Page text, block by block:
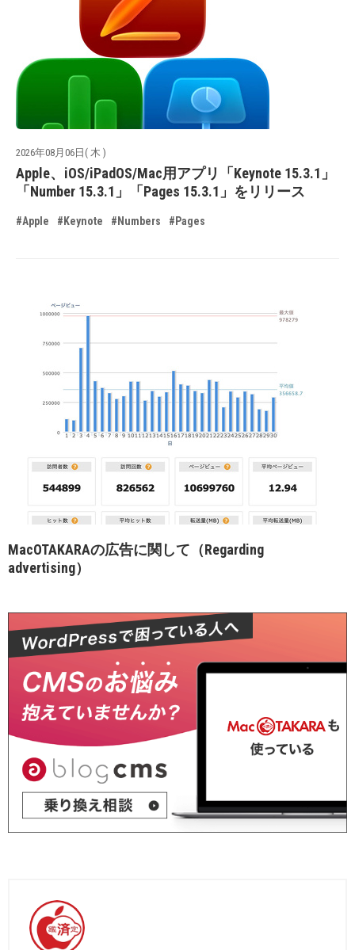
2026年08月06日( 木 )
Apple、iOS/iPadOS/Mac用アプリ「Keynote 15.3.1」
「Number 15.3.1」「Pages 15.3.1」をリリース
#Apple #Keynote #Numbers #Pages
MacOTAKARAの広告に関して（Regarding
advertising）